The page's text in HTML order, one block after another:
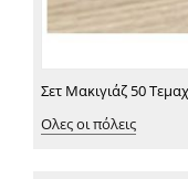
Σετ Μακιγιάζ 50
Ολες οι πόλεις